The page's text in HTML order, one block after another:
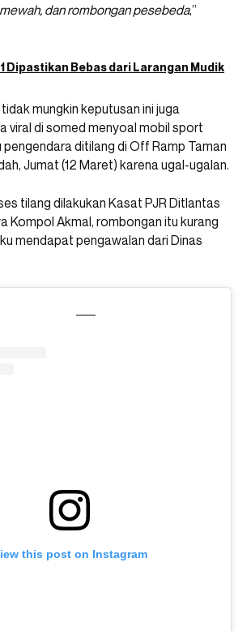
dan rombongan pesebeda,”
Dipastikan Bebas dari Larangan Mudik
mungkin keputusan ini juga
viral di somed menyoal mobil sport
pengendara ditilang di Off Ramp Taman
Jumat (12 Maret) karena ugal-ugalan.
tilang dilakukan Kasat PJR Ditlantas
Kompol Akmal, rombongan itu kurang
mendapat pengawalan dari Dinas
this post on Instagram